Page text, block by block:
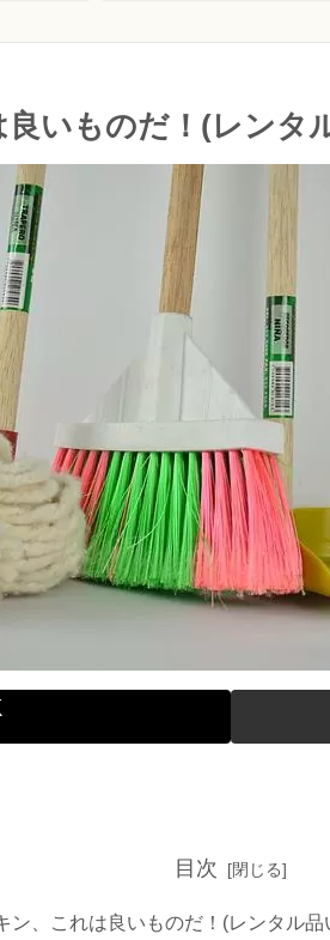
いものだ！(レンタ
目次
ン、これは良いものだ！(レンタル品